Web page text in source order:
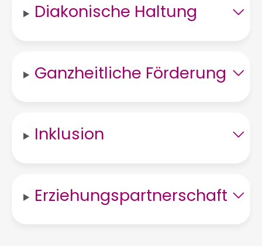
Diakonische Haltung
Ganzheitliche Förderung
Inklusion
Erziehungspartnerschaft